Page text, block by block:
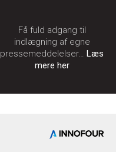
Få fuld adgang til
indlægning af egne
pressemeddelelser…Læs
mere her